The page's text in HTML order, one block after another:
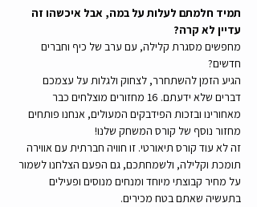
תמיד חלמתם לעלות על במה, אבל איכשהו זה
עדיין לא קרה?
מחפשים מסגרת קלילה, עם ערב של כיף וחברים
חדשים?
הגיע הזמן להשתחרר, לצחוק ולגלות על עצמכם
דברים שלא ידעתם. 16 מחזורים מוצלחים כבר
מאחורינו ובזכות הפידבקים המעולים, אנחנו פותחים
מחזור נוסף של קורס המשחק שלנו!
זה לא עוד קורס תיאורטי. זו חוויה חברתית עם אווירה
תומכת וקלילה, ולשמחתכם, גם הפעם הצלחנו לשמור
על מחיר קבוצתי מיוחד ומנחים מנוסים ופעילים
בתעשיה שאתם בטח מכירים.